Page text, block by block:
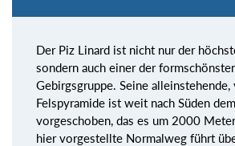
Der Piz Linard ist nicht nur der
sondern auch einer der
Gebirgsgruppe. Seine
Felspyramide ist weit nach Süden
vorgeschoben, das es um 2000
hier vorgestellte Normalweg führt